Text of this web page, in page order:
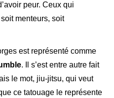
peur. Ceux qui
menteurs, soit
est représenté comme
. Il s’est entre autre fait
le mot, jiu-jitsu, qui veut
ce tatouage le représente